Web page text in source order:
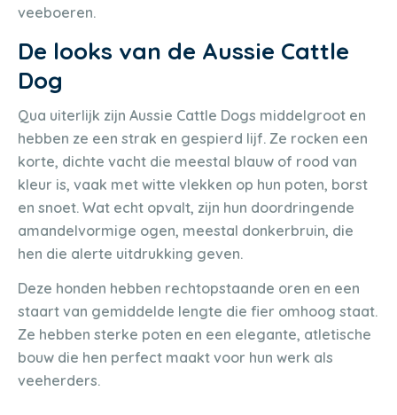
veeboeren.
De looks van de Aussie Cattle
Dog
Qua uiterlijk zijn Aussie Cattle Dogs middelgroot en
hebben ze een strak en gespierd lijf. Ze rocken een
korte, dichte vacht die meestal blauw of rood van
kleur is, vaak met witte vlekken op hun poten, borst
en snoet. Wat echt opvalt, zijn hun doordringende
amandelvormige ogen, meestal donkerbruin, die
hen die alerte uitdrukking geven.
Deze honden hebben rechtopstaande oren en een
staart van gemiddelde lengte die fier omhoog staat.
Ze hebben sterke poten en een elegante, atletische
bouw die hen perfect maakt voor hun werk als
veeherders.